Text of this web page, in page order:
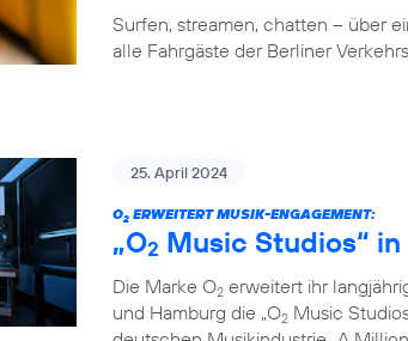
Surfen, streamen, chatten – über
alle Fahrgäste der Berliner
25. April 2024
O2 ERWEITERT MUSIK-ENGAGEMENT:
„O2 Music Studios“
Die Marke O2 erweitert ihr
und Hamburg die „O2 Music